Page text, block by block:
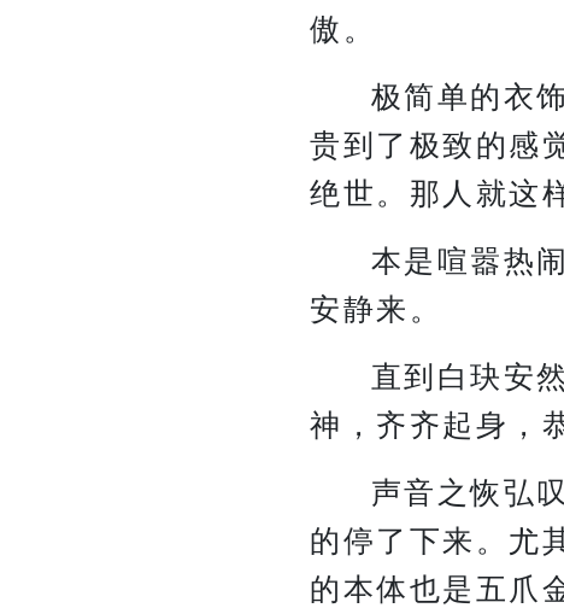
傲。
极简单的衣
贵到了极致的感
绝世。那人就这
本是喧嚣热
安静来。
直到白玦安
神，齐齐起身，
声音之恢弘
的停了下来。尤
的本体也是五爪